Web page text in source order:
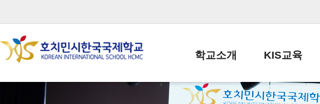
학교소개
학교장인사말
KIS교육
교육목표